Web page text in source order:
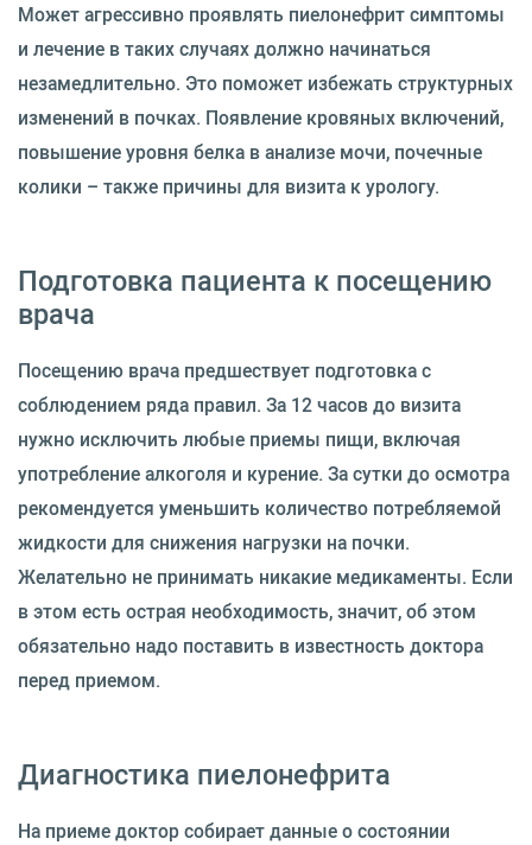
Может агрессивно проявлять пиелонефрит симптомы
и лечение в таких случаях должно начинаться
незамедлительно. Это поможет избежать структурных
изменений в почках. Появление кровяных включений,
повышение уровня белка в анализе мочи, почечные
колики – также причины для визита к урологу.
Подготовка пациента к посещению
врача
Посещению врача предшествует подготовка с
соблюдением ряда правил. За 12 часов до визита
нужно исключить любые приемы пищи, включая
употребление алкоголя и курение. За сутки до осмотра
рекомендуется уменьшить количество потребляемой
жидкости для снижения нагрузки на почки.
Желательно не принимать никакие медикаменты. Если
в этом есть острая необходимость, значит, об этом
обязательно надо поставить в известность доктора
перед приемом.
Диагностика пиелонефрита
На приеме доктор собирает данные о состоянии